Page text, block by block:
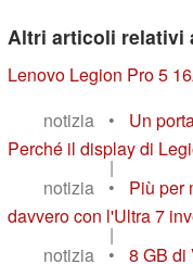
Altri articoli relativi
Lenovo Legion Pro 5
notizia
•
Un
Perché il display di
|
notizia
•
Più per
davvero con l'Ultra 7
|
notizia
•
8 GB di